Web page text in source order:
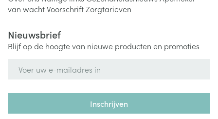
van wachtVoorschriftZorgtarieven
Nieuwsbrief
Blijf op de hoogte van nieuwe producten en promoties
Inschrijven